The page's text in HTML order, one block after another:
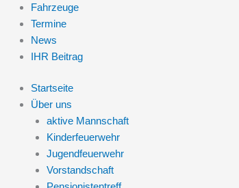
Fahrzeuge
Termine
News
IHR Beitrag
Startseite
Über uns
aktive Mannschaft
Kinderfeuerwehr
Jugendfeuerwehr
Vorstandschaft